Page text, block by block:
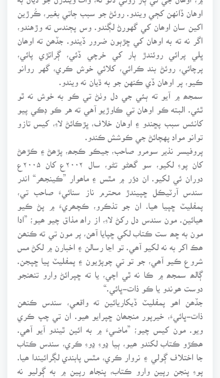
اوهان ڏانهن کڄي ويندو. روئڻ جو سبب ڄاتي بغير، ڪُرڙين
اکين سان اوھان کي گهورڻ لڳندو. وس پڄندس ته وڙهندو،
اگر نه ته به اوهان کي ڇڙٻون ضرور ڏيندو. جڏھن ته اوھان
ڀلي پرائي روئندڙ ٻار کي خرچي ڏئي، ڳراٽڙي پائي،
پرچائي، روئڻ بند ڪرائي، کلائي خوش ڪري، گهر روانو
ڪيو، پر اوهان ڏي ڪنهن جو به ڌيان نه ويندو.
سمجھ ۾ آيو ته ٻئي جي دل وٺڻ تي ڪو به خوش نه ٿو
ٿئي. البته ڪو اوهان تي ڪاوڙيو آهي ته هر ڪو ڊڪي پيو
کانئس سبب پڇندو ۽ اوهان خلاف، ڀڙڪائڻ لاءِ، کيس تازو
توانو مواد پهچائڻ جي ڪوشش ڪندو.
پروفيسر نذير سومرو صاحب، جيڪو ڪجھ، پڙھڻ ۽ ڪڙھڻ
دوران ئي لکيو. ان دؤر ۾ مٿس ۽ ماھوار ”ڪينجھر“ اندر
سندس آرٽيڪل ڇپيندڙ محترم ناز سنائيءَ صاحب تي،
پمفليٽ ڇپيا ھيا. ان جو تذڪرو، ڪچھريءَ ۾ پڻ ڪيو
ھيائين. مون سندس دل رکڻ لاءِ، از راھ مذاق چيو ھيو؛ ”ادا
مون به ڇھ ست ڪتاب لکي ڇپايا آھن، پر مون تي ته ڪنھن
ھڪ اکر به نه لکيو آھي. تو اڃا رسالن ۽ اخبارن ۾ لکڻ مس
شروع ڪيو آھي، جو تو تي چوپڙيون ۽ پمفليٽ پيا ڇپجن.
ڳالھ سمجھ ۾ ڪا نه ٿي اچي، يا ته ڇپرائڻ وارو تنھنجو
دوست ھوندو يا ڪو ذات-ڀائي.“
جڏھن اھو پمفليٽ ڏيکاريائين ته واقعي، سندس ڪنھن
ذات-ڀائيءَ، خيرپور منجھان ڇپرايو ھيو. ان تي چپ ڪري
ويو. مون کيس چيو؛ ”ماضيءَ ۾ به ائين ٿيندو آيو آھي.
ھڪڙو ڪتاب لکندو ھيو، ٻيا ڍوءِ ڍوءِ ڪري، سندس ڪتاب
جا اختلاف ڳولي ۽ نروار ڪري، مٿس پابندي لڳرائيندا ھيا.
پوءِ پنجن رپين وارو ڪتاب، پنجاھ رپين ۾ به ڳوليو نه